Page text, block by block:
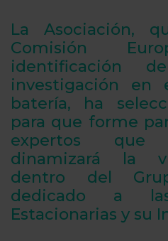
La Asociación,
Comisión
identificación
investigación
batería, ha
para que forme
expertos que
dinamizará la
dentro del
dedicado a las
Estacionarias y su